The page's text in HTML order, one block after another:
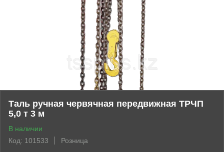
Таль ручная червячная передвижная ТРЧП
5,0 т 3 м
В наличии
Код: 101533
Розница